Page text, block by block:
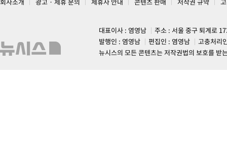
대표이사 : 염영남
주소 : 서울 중구 퇴계로
발행인 : 염영남
편집인 : 염영남
고충처리
뉴시스의 모든 콘텐츠는 저작권법의 보호를